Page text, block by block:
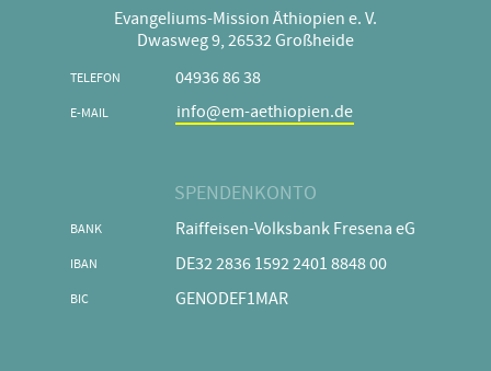
Evangeliums-Mission Äthiopien e. V.
Dwasweg 9, 26532 Großheide
TELEFON 04936 86 38
E-MAIL info@em-aethiopien.de
SPENDENKONTO
BANK Raiffeisen-Volksbank Fresena eG
IBAN DE32 2836 1592 2401 8848 00
BIC GENODEF1MAR